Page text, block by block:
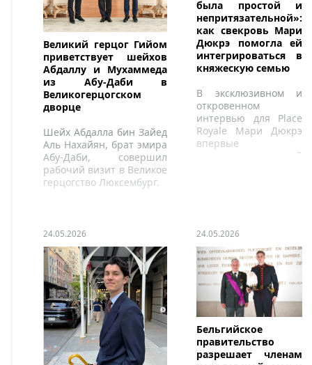
Великий герцог Гийом
приветствует шейхов
Абдаллу и Мухаммеда
из Абу-Даби в
Великогерцогском
дворце
Шейх Абдалла бин Зайед
Аль Нахайян, брат эмира
Абу-Даби, совершил
рабочий визит в Великое
герцогство Люксембург.
была простой и
непритязательной»:
как свекровь Мари
Дюкрэ помогла ей
интегрироваться в
княжескую семью
В эксклюзивном и
откровенном
интервью для Place
Royale Мари Дюкрэ
впервые
рассказывает о своей
24.05.2026 24.05.2026
Бельгийское
правительство
разрешает членам